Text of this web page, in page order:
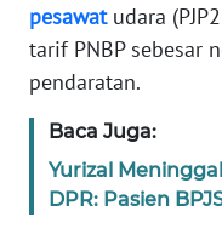
pesawatudara
tarif PNBP sebesar
pendaratan.
Baca Juga:
Yurizal
DPR: Pasien
WN
NTT
KEPRI
WN